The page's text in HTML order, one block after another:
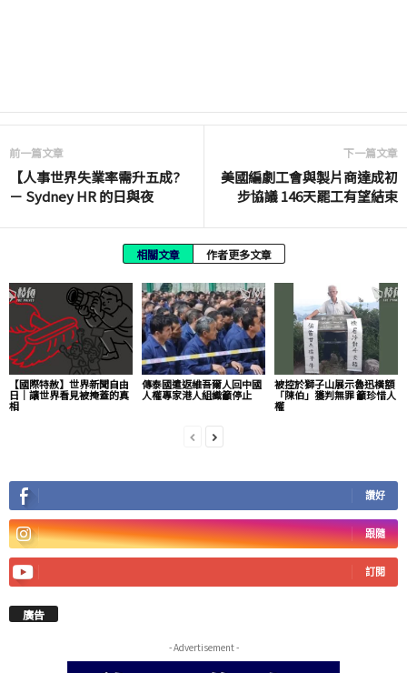
前一篇文章
【人事世界失業率需升五成?
－ Sydney HR 的日與夜
下一篇文章
美國編劇工會與製片商達成初
步協議 146天罷工有望結束
相關文章 作者更多文章
【國際特赦】世界新聞自由
日｜讓世界看見被掩蓋的真
相
傳泰國遣返維吾爾人回中國
人權專家港人組織籲停止
被控於獅子山展示魯迅橫額
「陳伯」獲判無罪 籲珍惜人
權
讚好
跟隨
訂閱
廣告
- Advertisement -